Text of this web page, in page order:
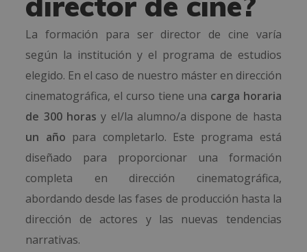
La formación para ser director de cine varía
según la institución y el programa de estudios
elegido. En el caso de nuestro máster en dirección
cinematográfica, el curso tiene una carga horaria
de 300 horas y el/la alumno/a dispone de hasta
un año para completarlo. Este programa está
diseñado para proporcionar una formación
completa en dirección cinematográfica,
abordando desde las fases de producción hasta la
dirección de actores y las nuevas tendencias
narrativas.